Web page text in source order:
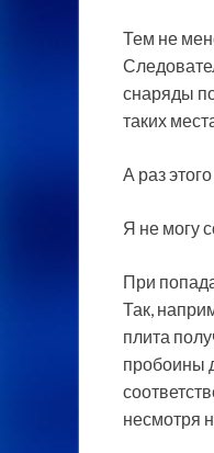
Тем не
снаряды
таких
А раз
Я не могу
При
Так,
плита
пробоины
несмотря